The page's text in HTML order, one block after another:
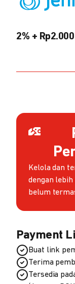
2% + Rp2.000
Kelola dan
dengan
belum
Payment
Buat link
Terima
Tersedia